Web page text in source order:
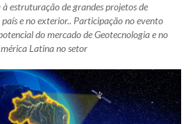
estruturação de grandes projetos de
e no exterior.. Participação no evento
do mercado de Geotecnologia e no
Latina no setor